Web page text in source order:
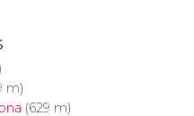
m)
(629 m)